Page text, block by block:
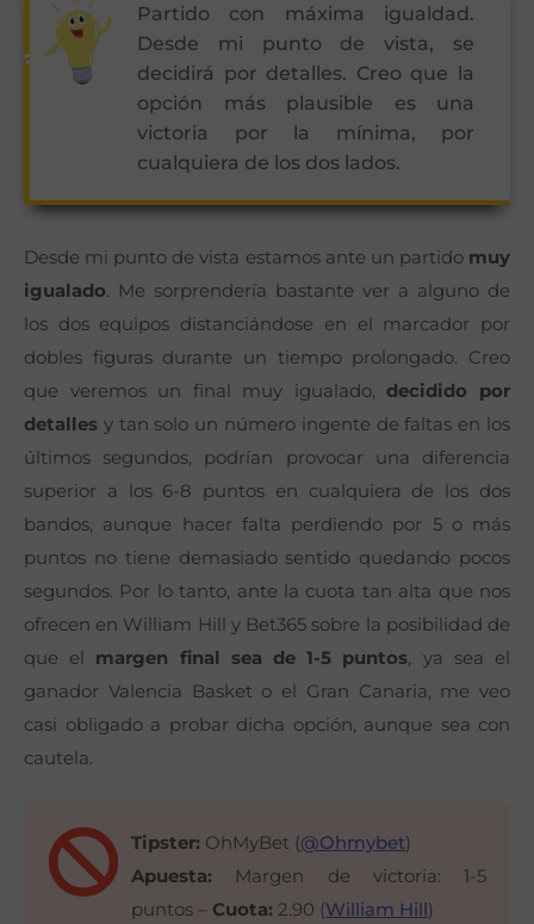
Partido con máxima igualdad.
Desde mi punto de vista, se
decidirá por detalles. Creo que la
opción más plausible es una
victoria por la mínima, por
cualquiera de los dos lados.
Desde mi punto de vista estamos ante un partido muy
igualado. Me sorprendería bastante ver a alguno de
los dos equipos distanciándose en el marcador por
dobles figuras durante un tiempo prolongado. Creo
que veremos un final muy igualado, decidido por
detalles y tan solo un número ingente de faltas en los
últimos segundos, podrían provocar una diferencia
superior a los 6-8 puntos en cualquiera de los dos
bandos, aunque hacer falta perdiendo por 5 o más
puntos no tiene demasiado sentido quedando pocos
segundos. Por lo tanto, ante la cuota tan alta que nos
ofrecen en William Hill y Bet365 sobre la posibilidad de
que el margen final sea de 1-5 puntos, ya sea el
ganador Valencia Basket o el Gran Canaria, me veo
casi obligado a probar dicha opción, aunque sea con
cautela.
Tipster: OhMyBet (@Ohmybet)
Apuesta: Margen de victoria: 1-5
puntos – Cuota: 2.90 (William Hill)